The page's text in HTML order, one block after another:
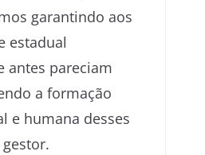
garantindo aos
estadual
antes pareciam
a formação
e humana desses